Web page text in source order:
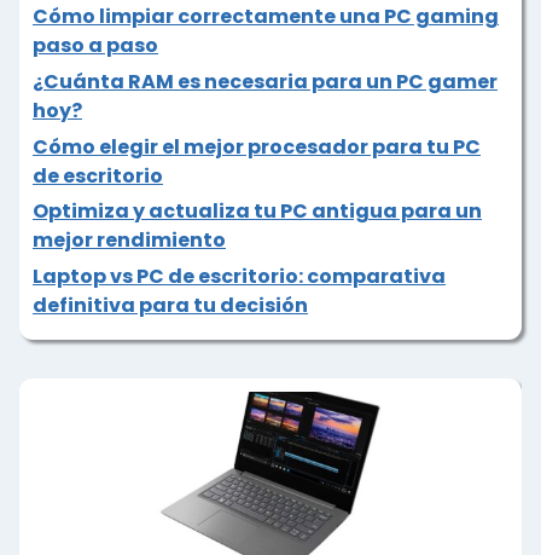
Cómo limpiar correctamente una PC gaming
paso a paso
¿Cuánta RAM es necesaria para un PC gamer
hoy?
Cómo elegir el mejor procesador para tu PC
de escritorio
Optimiza y actualiza tu PC antigua para un
mejor rendimiento
Laptop vs PC de escritorio: comparativa
definitiva para tu decisión